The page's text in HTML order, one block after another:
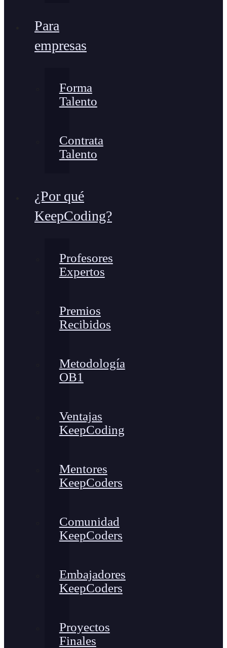
Para
empresas
Forma
Talento
Contrata
Talento
¿Por qué
KeepCoding?
Profesores
Expertos
Premios
Recibidos
Metodología
OB1
Ventajas
KeepCoding
Mentores
KeepCoders
Comunidad
KeepCoders
Embajadores
KeepCoders
Proyectos
Finales